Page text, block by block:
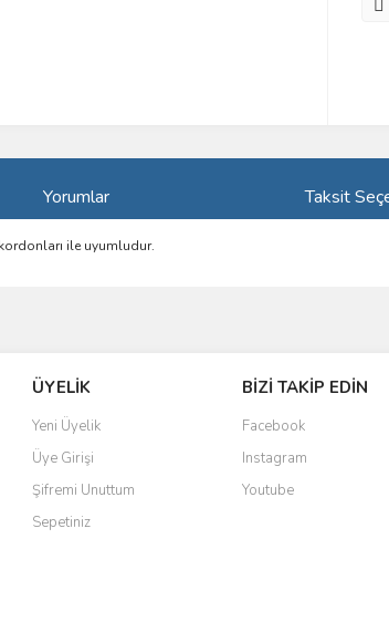
Yorumlar Taksit
ile uyumludur.
ÜYELİK
Yeni Üyelik
Üye Girişi
Şifremi Unuttum
Sepetiniz
BİZİ TAKİP EDİN
Facebook
Instagram
Youtube